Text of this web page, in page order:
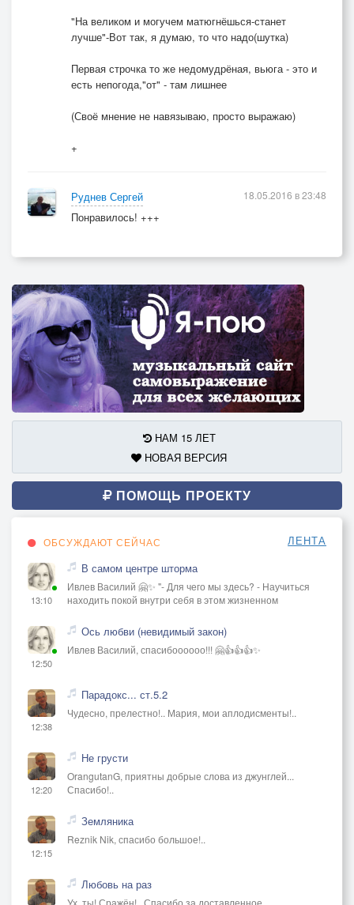
"На великом и могучем матюгнёшься-станет
лучше"-Вот так, я думаю, то что надо(шутка)
Первая строчка то же недомудрёная, вьюга - это и
есть непогода,"от" - там лишнее
(Своё мнение не навязываю, просто выражаю)
+
Руднев Сергей
Понравилось! +++
18.05.2016 в 23:48
НАМ 15 ЛЕТ
НОВАЯ ВЕРСИЯ
ПОМОЩЬ ПРОЕКТУ
ОБСУЖДАЮТ СЕЙЧАС ЛЕНТА
13:10
В самом центре шторма
Ивлев Василий 🤗✨ "- Для чего мы здесь? - Научиться
находить покой внутри себя в этом жизненном
12:50
Ось любви (невидимый закон)
Ивлев Василий, спасибоооооо!!! 🤗👍👍👍✨
12:38
Парадокс... ст.5.2
Чудесно, прелестно!.. Мария, мои аплодисменты!..
12:20
Не грусти
OrangutanG, приятны добрые слова из джунглей...
Спасибо!..
12:15
Земляника
Reznik Nik, спасибо большое!..
Любовь на раз
Ух, ты! Сражён!.. Спасибо за доставленное